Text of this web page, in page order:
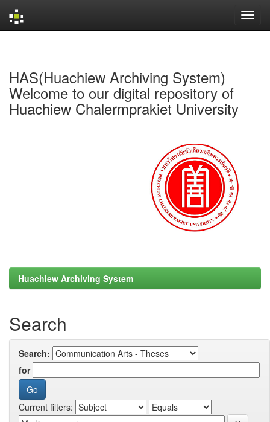
HAS(Huachiew Archiving System)
Welcome to our digital repository of
Huachiew Chalermprakiet University
Huachiew Archiving System
Search
Search:
for
Current filters: